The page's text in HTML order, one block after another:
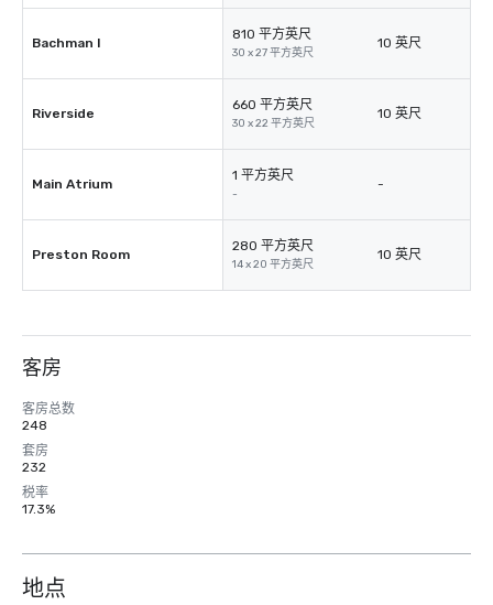
Bachman I
810 平方英尺
30 x 27 平方英尺
10 英尺
Riverside
660 平方英尺
30 x 22 平方英尺
10 英尺
Main Atrium
1 平方英尺
-
-
Preston Room
280 平方英尺
14 x 20 平方英尺
10 英尺
客房
客房总数
248
套房
232
税率
17.3%
地点